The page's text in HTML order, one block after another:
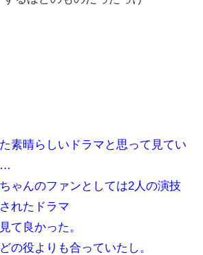
素晴らしいドラマと思って見てい
…
ゃんのファンとしては2人の演技
れたドラマ
て良かった。
の役よりも合っていたし。